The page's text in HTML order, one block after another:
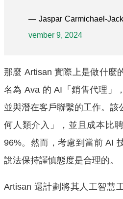
— Jaspar Carmichael-
vember 9, 2024
那麼 Artisan 實際上是做什麼
名為 Ava 的 AI「銷售代理」
並與潛在客戶聯繫的工作。該
何人類介入」，並且成本比
96%。然而，考慮到當前 AI
說法保持謹慎態度是合理的。
Artisan 還計劃將其人工智慧